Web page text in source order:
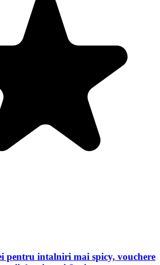
pentru intalniri mai spicy, vouchere